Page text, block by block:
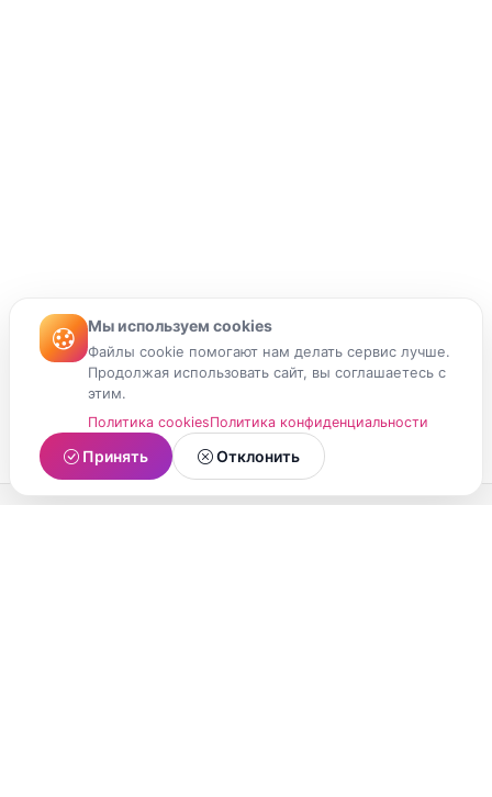
Мы используем cookies
Файлы cookie помогают нам делать сервис лучше.
Продолжая использовать сайт, вы соглашаетесь с
этим.
Политика cookiesПолитика конфиденциальности
Принять Отклонить